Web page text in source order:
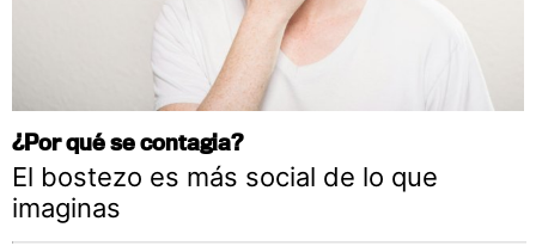
¿Por qué se contagia?
El bostezo es más social de lo que
imaginas